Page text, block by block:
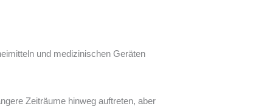
und medizinischen Geräten
Zeiträume hinweg auftreten, aber